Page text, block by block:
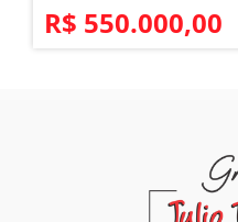
R$ 550.000,00